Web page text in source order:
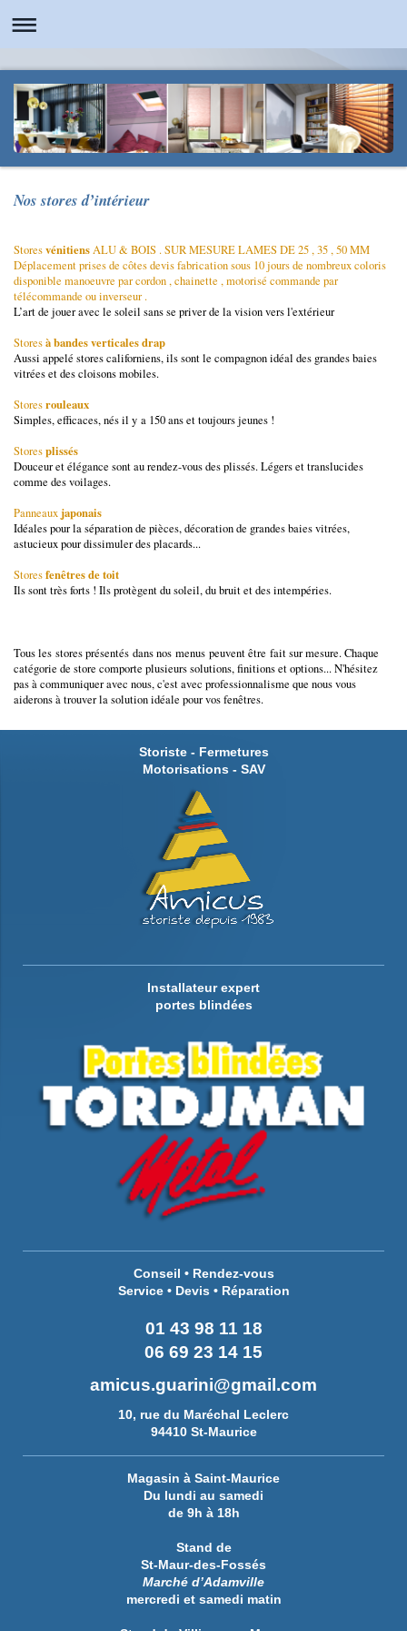
Nos stores d’intérieur
StoresvénitiensALU & BOIS . SUR MESURE LAMES DE 25 , 35 , 50 MM
Déplacement prises de côtes devis fabrication sous 10 jours de nombreux coloris
disponible manoeuvre par cordon , chainette , motorisé commande par
télécommande ou inverseur .
L’art de jouer avec le soleil sans se priver de la vision vers l'extérieur
Storesà bandes verticales drap
Aussi appelé stores californiens, ils sont le compagnon idéal des grandes baies
vitrées et des cloisons mobiles.
Storesrouleaux
Simples, efficaces, nés il y a 150 ans et toujours jeunes !
Storesplissés
Douceur et élégance sont au rendez-vous des plissés. Légers et translucides
comme des voilages.
Panneauxjaponais
Idéales pour la séparation de pièces, décoration de grandes baies vitrées,
astucieux pour dissimuler des placards...
Storesfenêtres de toit
Ils sont très forts ! Ils protègent du soleil, du bruit et des intempéries.
Tous les stores présentés dans nos menus peuvent être fait sur mesure. Chaque
catégorie de store comporte plusieurs solutions, finitions et options... N'hésitez
pas à communiquer avec nous, c'est avec professionnalisme que nous vous
aiderons à trouver la solution idéale pour vos fenêtres.
Storiste - Fermetures
Motorisations - SAV
Installateur expert
portes blindées
Conseil • Rendez-vous
Service • Devis • Réparation
01 43 98 11 18
06 69 23 14 15
amicus.guarini@gmail.com
10, rue du Maréchal Leclerc
94410 St-Maurice
Magasin à Saint-Maurice
Du lundi au samedi
de 9h à 18h
Stand de
St-Maur-des-Fossés
Marché d’Adamville
mercredi et samedi matin